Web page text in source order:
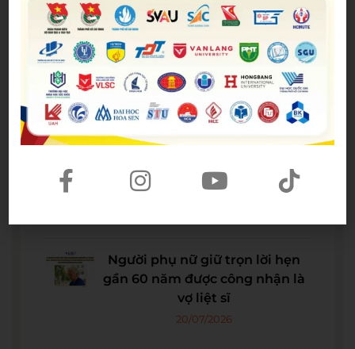
04/08/2026
The Odyssey lập kỷ lục doanh
thu mở màn trong sự nghiệp
Christopher Nolan
22/07/2026
góc học tập nhỏ của nữ sinh
Nguyễn Thảo Trang
Người phụ nữ giữ trọn lời hẹn
gần 60 năm được công nhận là
vợ liệt sĩ
20/07/2026